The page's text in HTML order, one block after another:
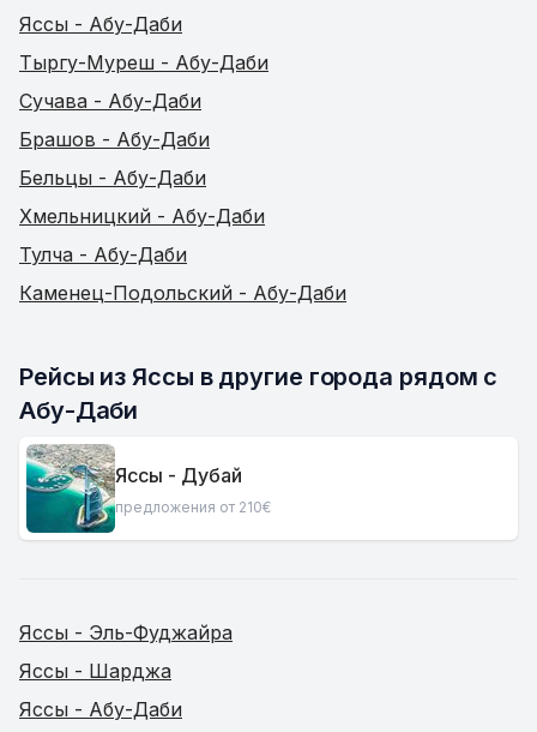
Яссы - Абу-Даби
Тыргу-Муреш - Абу-Даби
Сучава - Абу-Даби
Брашов - Абу-Даби
Бельцы - Абу-Даби
Хмельницкий - Абу-Даби
Тулча - Абу-Даби
Каменец-Подольский - Абу-Даби
Рейсы из Яссы в другие города рядом с
Абу-Даби
Яссы - Дубай
предложения от 210€
Яссы - Эль-Фуджайра
Яссы - Шарджа
Яссы - Абу-Даби